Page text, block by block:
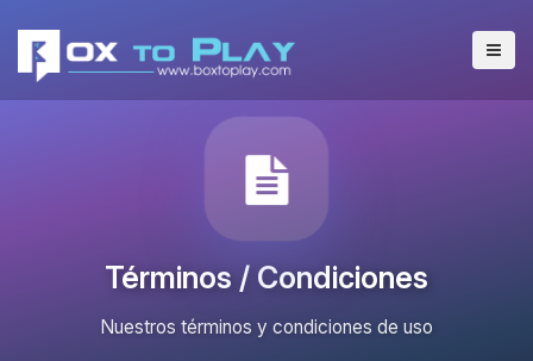
Términos / Condiciones
Nuestros términos y condiciones de uso